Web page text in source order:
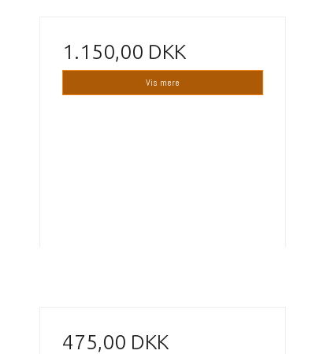
1.150,00 DKK
Vis mere
475,00 DKK